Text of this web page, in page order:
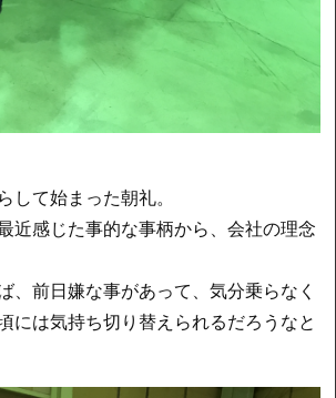
して始まった朝礼。
近感じた事的な事柄から、会社の理念
、前日嫌な事があって、気分乗らなく
には気持ち切り替えられるだろうなと